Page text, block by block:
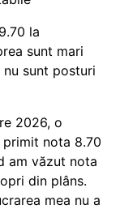
la
sunt mari
sunt posturi
2026, o
nota 8.70
am văzut nota
din plâns.
mea nu a